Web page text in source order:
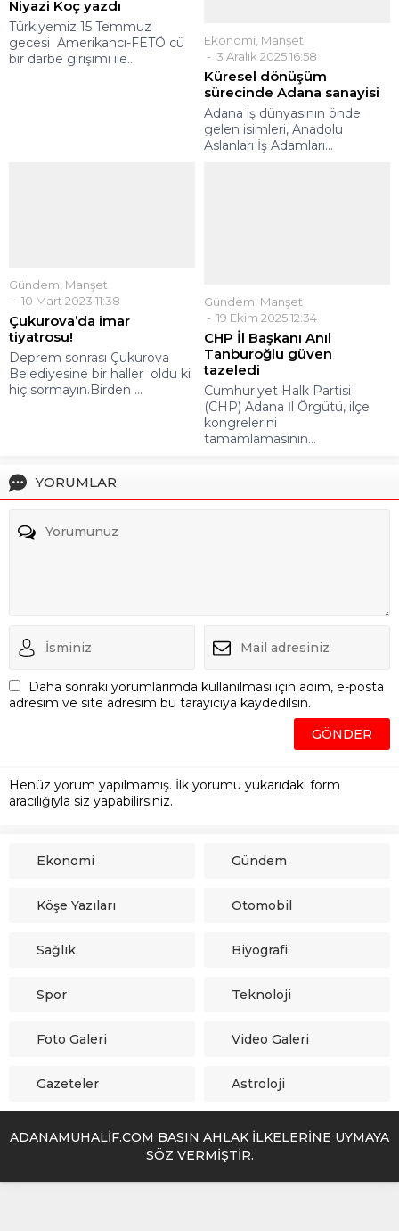
Niyazi Koç yazdı
Türkiyemiz 15 Temmuz
gecesi Amerikancı-FETÖ cü
bir darbe girişimi ile...
Ekonomi Manşet
3 Aralık 2025 16:58
Küresel dönüşüm
sürecinde Adana sanayisi
Adana iş dünyasının önde
gelen isimleri, Anadolu
Aslanları İş Adamları...
Gündem, Manşet
10 Mart 2023 11:38
Çukurova’da imar
tiyatrosu!
Deprem sonrası Çukurova
Belediyesine bir haller oldu ki
hiç sormayın.Birden ...
Gündem Manşet
19 Ekim 2025 12:34
CHP İl Başkanı Anıl
Tanburoğlu güven
tazeledi
Cumhuriyet Halk Partisi
(CHP) Adana İl Örgütü, ilçe
kongrelerini
tamamlamasının...
YORUMLAR
Daha sonraki yorumlarımda kullanılması için adım, e-posta
adresim ve site adresim bu tarayıcıya kaydedilsin.
Henüz yorum yapılmamış. İlk yorumu yukarıdaki form
aracılığıyla siz yapabilirsiniz.
Ekonomi Gündem
Köşe Yazıları Otomobil
Sağlık Biyografi
Spor Teknoloji
Foto Galeri Video Galeri
Gazeteler Astroloji
ADANAMUHALİF.COM BASIN AHLAK İLKELERİNE UYMAYA
SÖZ VERMİŞTİR.